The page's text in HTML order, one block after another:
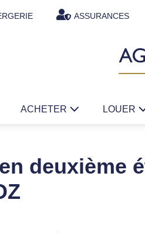
ASSURANCES
ACHETER LOUER
deuxième